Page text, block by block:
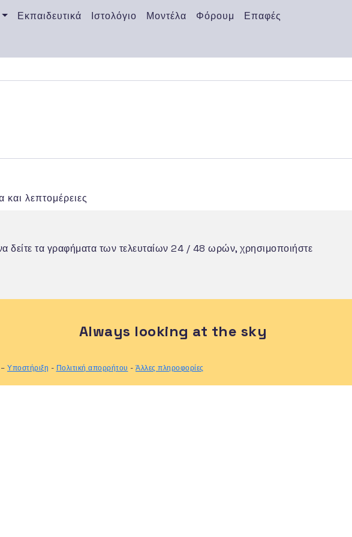
Εκπαιδευτικά Ιστολόγιο Μοντέλα Φόρουμ
Επαφές
και λεπτομέρειες
δείτε τα γραφήματα των τελευταίων 24 / 48 ωρών, χρησιμοποιήστε
Always looking at the sky
– Υποστήριξη - Πολιτική απορρήτου - Άλλες πληροφορίες